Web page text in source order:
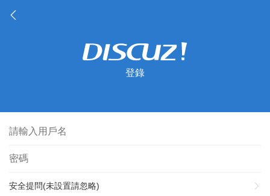
登錄
安全提問(未設置請忽略)